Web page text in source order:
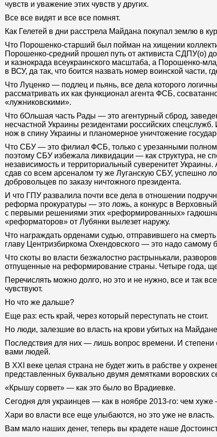
чувств и уважение этих чувств у других.
Все все видят и все все помнят.
Как Гелетей в дни расстрела Майдана покупал землю в
Что Порошенко-старший был пойман на хищении
Порошенко-средний прошел путь от активиста СДПУ(о)
и казнокрада всеукраинского масштаба, а Порошенко-
в ВСУ, да так, что боится назвать номер воинской части,
Что Луценко — подлец и пьянь, все дела которого
рассматривать их как функционал агента ФСБ,
«лужниковскими».
Что бОльшая часть Рады — это агентурный сброд,
несчастной Украины резидентами российских
нож в спину Украины и планомерное уничтожение
Что СБУ — это филиал ФСБ, только с урезанными
поэтому СБУ избежала ликвидации — как структура, не
независимость и территориальный суверенитет Украины.
сдав со всем арсеналом ту же Луганскую СБУ, успешно
добровольцев по заказу ничтожного президента.
И что ГПУ развалила почти все дела в отношении
реформа прокуратуры — это ложь, а конкурс в
с первыми решениями этих «реформированных»
«реформаторов» от Лубянки вылезет наружу.
Что награждать орденами судью, отправившего на
главу Центризбиркома Охендовского — это надо самому
Что скоты во власти безжалостно растрынькали,
отпущенные на реформирование страны. Четыре года,
Перечислять можно долго, но это и не нужно, все и так
чувствуют.
Но что же дальше?
Еще раз: есть край, через который переступать не стоит.
Но люди, залезшие во власть на крови убитых на
Последствия для них — лишь вопрос времени. И степени
вами людей.
В ХХI веке целая страна не будет жить в рабстве у
представленных буквально двумя демятками воровских
«Крышу сорвет» — как это было во Врадиевке.
Сегодня для украинцев — как в ноябре 2013-го: чем
Хари во власти все еще улыбаются, но это уже не власть.
Вам мало наших денег, теперь вы крадете наше